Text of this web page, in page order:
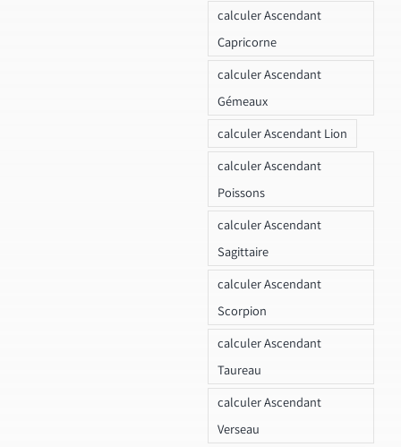
calculer Ascendant
Capricorne
calculer Ascendant
Gémeaux
calculer Ascendant Lion
calculer Ascendant
Poissons
calculer Ascendant
Sagittaire
calculer Ascendant
Scorpion
calculer Ascendant
Taureau
calculer Ascendant
Verseau